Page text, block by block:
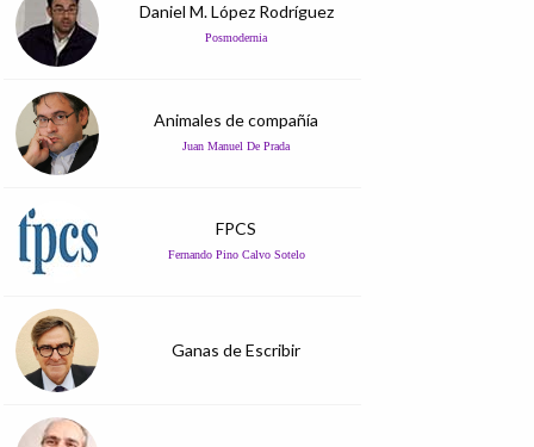
Daniel M. López Rodríguez
Posmodernia
Animales de compañía
Juan Manuel De Prada
FPCS
Fernando Pino Calvo Sotelo
Ganas de Escribir